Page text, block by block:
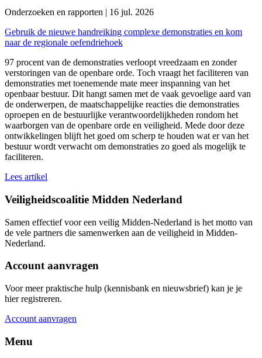
Onderzoeken en rapporten | 16 jul. 2026
Gebruik de nieuwe handreiking complexe demonstraties en kom
naar de regionale oefendriehoek
97 procent van de demonstraties verloopt vreedzaam en zonder
verstoringen van de openbare orde. Toch vraagt het faciliteren van
demonstraties met toenemende mate meer inspanning van het
openbaar bestuur. Dit hangt samen met de vaak gevoelige aard van
de onderwerpen, de maatschappelijke reacties die demonstraties
oproepen en de bestuurlijke verantwoordelijkheden rondom het
waarborgen van de openbare orde en veiligheid. Mede door deze
ontwikkelingen blijft het goed om scherp te houden wat er van het
bestuur wordt verwacht om demonstraties zo goed als mogelijk te
faciliteren.
Lees artikel
Veiligheidscoalitie Midden Nederland
Samen effectief voor een veilig Midden-Nederland is het motto van
de vele partners die samenwerken aan de veiligheid in Midden-
Nederland.
Account aanvragen
Voor meer praktische hulp (kennisbank en nieuwsbrief) kan je je
hier registreren.
Account aanvragen
Menu